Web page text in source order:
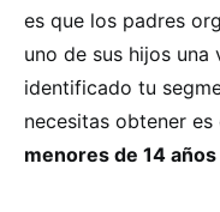
es que los padres
uno de sus hijos una
identificado tu
necesitas obtener es
menores de 14